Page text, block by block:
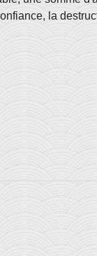
la